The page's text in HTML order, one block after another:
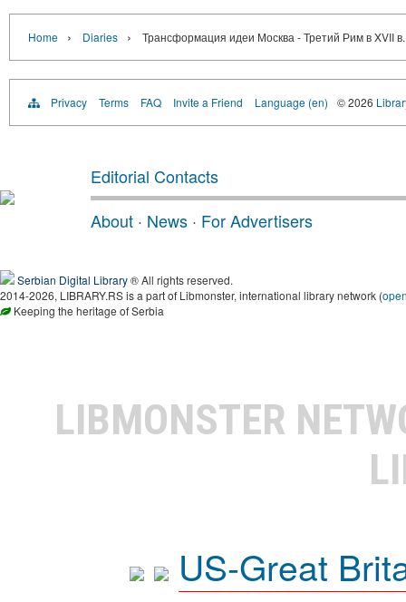
Home › Diaries › Трансформация идеи Москва - Третий Рим в XVII в.
Privacy Terms FAQ Invite a Friend Language (en) © 2026
Editorial Contacts
About · News · For Advertisers
Serbian Digital Library® All rights reserved.
2014-2026, LIBRARY.RS is a part of Libmonster, international library network (
Keeping the heritage of Serbia
LIBMONSTER
US-Great